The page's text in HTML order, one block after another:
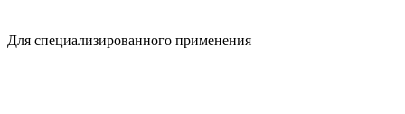
Для специализированного применения